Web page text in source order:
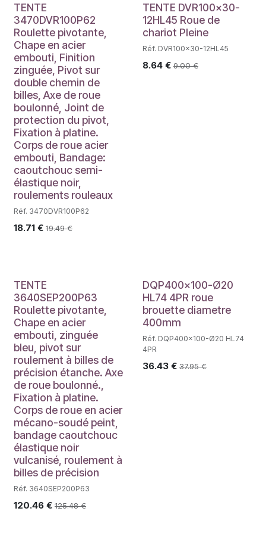
TENTE
3470DVR100P62
Roulette pivotante,
Chape en acier
embouti, Finition
zinguée, Pivot sur
double chemin de
billes, Axe de roue
boulonné, Joint de
protection du pivot,
Fixation à platine.
Corps de roue acier
embouti, Bandage:
caoutchouc semi-
élastique noir,
roulements rouleaux
Réf. 3470DVR100P62
18.71 € 19.49€
TENTE DVR100x30-
12HL45 Roue de
chariot Pleine
Réf. DVR100x30-12HL45
8.64€ 9.00€
TENTE
3640SEP200P63
Roulette pivotante,
Chape en acier
embouti, zinguée
bleu, pivot sur
roulement à billes de
précision étanche. Axe
de roue boulonné.,
Fixation à platine.
Corps de roue en acier
mécano-soudé peint,
bandage caoutchouc
élastique noir
vulcanisé, roulement à
billes de précision
Réf. 3640SEP200P63
120.46 € 125.48€
DQP400x100-Ø20
HL74 4PR roue
brouette diametre
400mm
Réf. DQP400x100-Ø20 HL74
4PR
36.43€ 37.95€